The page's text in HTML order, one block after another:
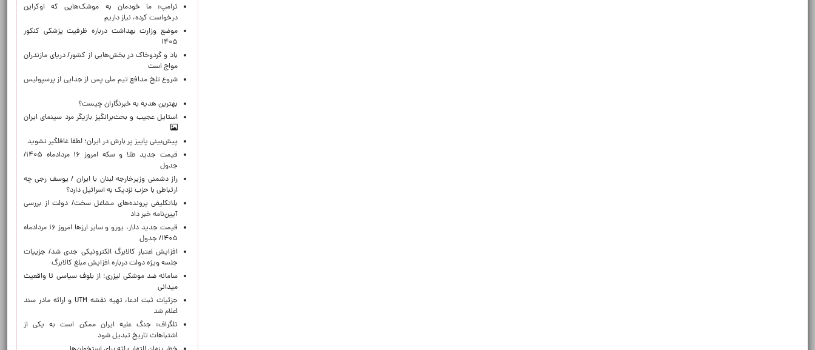
ترامپ: ما خودمان به موشک‌هایی که اوکراین
درخواست کرده، نیاز داریم
موضع وزارت بهداشت درباره ظرفیت پزشکی کنکور
۱۴۰۵
باد و گردوخاک در بخش‌هایی از کشور/ دریای مازندران
مواج است
شروع تلخ مدافع تیم ملی پس از جدایی از پرسپولیس
بهترین هدیه به خبرنگاران چیست؟
استایل عجیب و بحث‌برانگیز بازیگر مرد سینمای ایران
پیش‌بینی پاییز پر بارش در ایران؛ لطفا غافلگیر نشوید
قیمت جدید طلا و سکه امروز ۱۶ مردادماه ۱۴۰۵/
جدول
راز دشمنی وزیرخارجه لبنان با ایران / یوسف رجی چه
ارتباطی با حزب نزدیک به اسرائیل دارد؟
بلاتکلیفی پرونده‌های مشاغل سخت/ دولت از بررسی
آیین‌نامه خبر داد
قیمت جدید دلار، یورو و سایر ارزها امروز ۱۶ مردادماه
۱۴۰۵/ جدول
افزایش اعتبار کالابرگ الکترونیکی جدی شد/ جزییات
جلسه ویژه دولت درباره افزایش مبلغ کالابرگ
سامانه ضد موشکی لیزری؛ از بلوف سیاسی تا واقعیت
میدانی
جزئیات ثبت ادعا، تهیه نقشه UTM و ارائه مادر سند
اعلام شد
تلگراف: جنگ علیه ایران ممکن است به یکی از
اشتباهات تاریخ تبدیل شود